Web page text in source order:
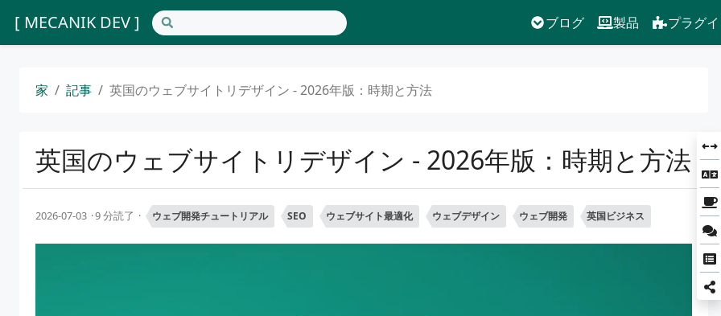
[ MECANIK DEV ] ブログ 製品 プラグ
家 記事 英国のウェブサイトリデザイン - 2026年版：時期と方法
英国のウェブサイトリデザイン - 2026年版：時期と方法
2026-07-03 9 分読了 ウェブ開発チュートリアル SEO ウェブサイト最適化 ウェブデザイン ウェブ開発 英国ビジネス